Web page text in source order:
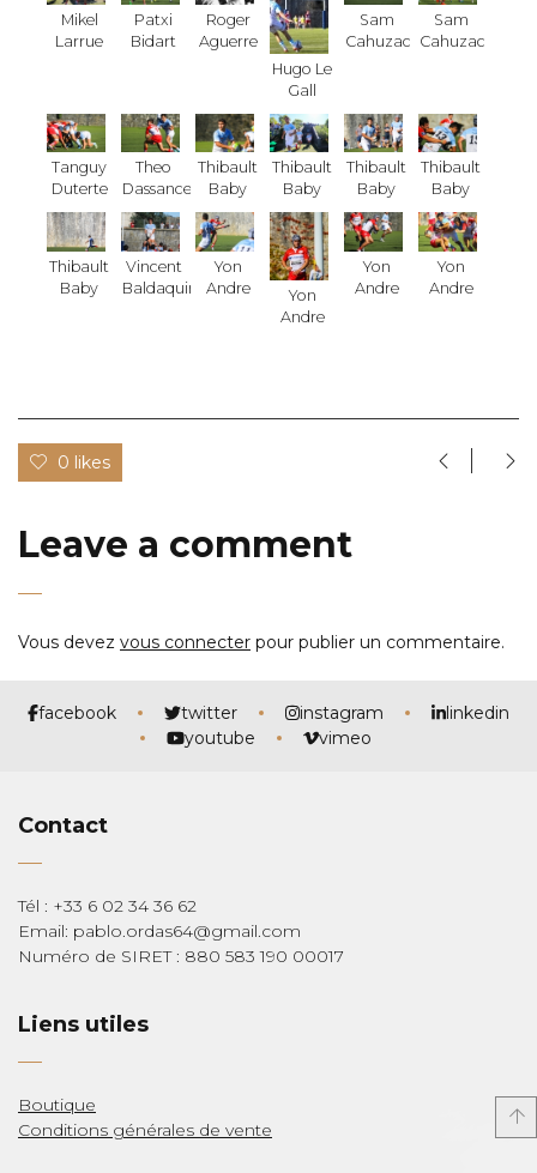
Mikel
Larrue
Patxi
Bidart
Roger
Aguerre
Hugo Le
Gall
Sam
Cahuzac
Sam
Cahuzac
Tanguy
Duterte
Theo
Dassance
Thibault
Baby
Thibault
Baby
Thibault
Baby
Thibault
Baby
Thibault
Baby
Vincent
Baldaquin
Yon
Andre
Yon
Andre
Yon
Andre
Yon
Andre
0 likes
Leave a comment
Vous devez vous connecter pour publier un commentaire.
facebook twitter instagram
linkedin
youtube
vimeo
Contact
Tél : +33 6 02 34 36 62
Email: pablo.ordas64@gmail.com
Numéro de SIRET : 880 583 190 00017
Liens utiles
Boutique
Conditions générales de vente